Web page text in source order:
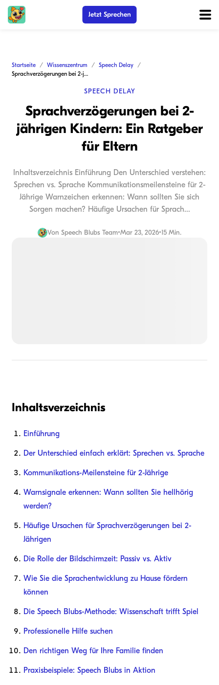
Jetzt Sprechen
Startseite Wissenszentrum
Speech Delay
Sprachverzögerungen bei 2-jährigen Kindern: Ein Ratgeber für Eltern
SPEECH DELAY
Sprachverzögerungen bei 2-
jährigen Kindern: Ein Ratgeber
für Eltern
Inhaltsverzeichnis Einführung Den Unterschied verstehen:
Sprechen vs. Sprache Kommunikationsmeilensteine für 2-
Jährige Warnzeichen erkennen: Wann sollten Sie sich
Sorgen machen? Häufige Ursachen für Sprach...
Von Speech Blubs Team•Mar 23, 2026•15 Min.
Inhaltsverzeichnis
Einführung
Der Unterschied einfach erklärt: Sprechen vs. Sprache
Kommunikations-Meilensteine für 2-Jährige
Warnsignale erkennen: Wann sollten Sie hellhörig
werden?
Häufige Ursachen für Sprachverzögerungen bei 2-
Jährigen
Die Rolle der Bildschirmzeit: Passiv vs. Aktiv
Wie Sie die Sprachentwicklung zu Hause fördern
können
Die Speech Blubs-Methode: Wissenschaft trifft Spiel
Professionelle Hilfe suchen
Den richtigen Weg für Ihre Familie finden
Praxisbeispiele: Speech Blubs in Aktion